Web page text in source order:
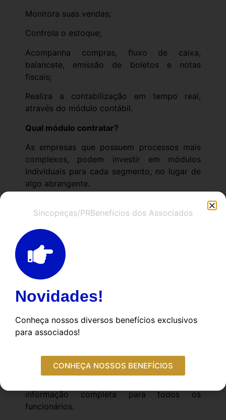
Monitora suas vendas;
Controla o estoque;
Acompanha compras, fluxo de caixa,
balancete, emissão de boletos e notas
fiscais;
Realiza a contabilização em tempo real,
através do módulo contábil.
Qual módulo contratar?
As empresas que possuem processos mais
complexos, podem investir em módulos
individuais para cada segmento, no lugar de
algo abrangente.
mais simples e a implantação de um ERP
completo pode ser realizada em bem menos
Por que tem um sistema ERP?
Quando se tem uma visão mais abrangente
da sua empresa, você identifica com mais
clareza todos os possíveis problemas,
soluções e melhorias que podem ser
executadas a fim de garantir o sucesso do
seu empreendimento.
Com um software de gestão, problemas são
resolvidos de maneira muito mais precisa e
informação completa para todos os
funcionários.
Sincopeças/PRBenefícios dos Associados
Novidades!
Conheça nossos diversos benefícios exclusivos
para associados!
CONHEÇA NOSSOS BENEFÍCIOS